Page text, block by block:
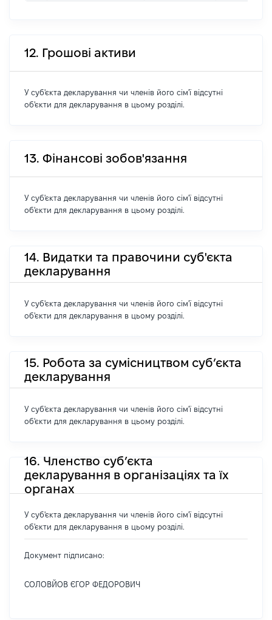
12. Грошові активи
У суб'єкта декларування чи членів його сім'ї відсутні
об'єкти для декларування в цьому розділі.
13. Фінансові зобов'язання
У суб'єкта декларування чи членів його сім'ї відсутні
об'єкти для декларування в цьому розділі.
14. Видатки та правочини суб'єкта
декларування
У суб'єкта декларування чи членів його сім'ї відсутні
об'єкти для декларування в цьому розділі.
15. Робота за сумісництвом суб’єкта
декларування
У суб'єкта декларування чи членів його сім'ї відсутні
об'єкти для декларування в цьому розділі.
16. Членство суб’єкта
декларування в організаціях та їх
органах
У суб'єкта декларування чи членів його сім'ї відсутні
об'єкти для декларування в цьому розділі.
Документ підписано:
СОЛОВЙОВ ЄГОР ФЕДОРОВИЧ